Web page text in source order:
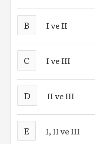
B I ve II
C I ve III
D II ve III
E I, II ve III